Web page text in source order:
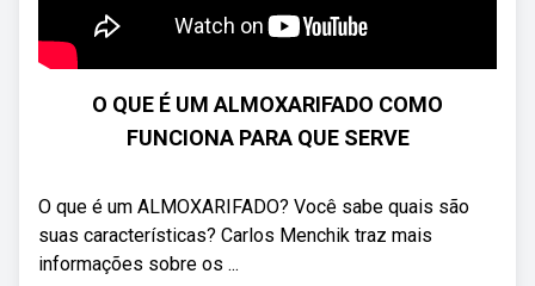
O QUE É UM ALMOXARIFADO COMO
FUNCIONA PARA QUE SERVE
O que é um ALMOXARIFADO? Você sabe quais são
suas características? Carlos Menchik traz mais
informações sobre os ...